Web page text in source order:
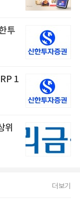
투
1
위
더보기